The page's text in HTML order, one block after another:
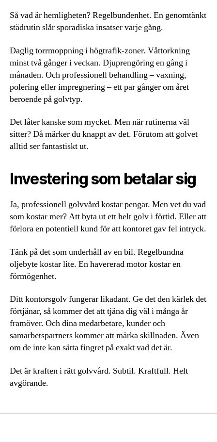
Så vad är hemligheten? Regelbundenhet. En genomtänkt
städrutin slår sporadiska insatser varje gång.
Daglig torrmoppning i högtrafik-zoner. Våttorkning
minst två gånger i veckan. Djuprengöring en gång i
månaden. Och professionell behandling – vaxning,
polering eller impregnering – ett par gånger om året
beroende på golvtyp.
Det låter kanske som mycket. Men när rutinerna väl
sitter? Då märker du knappt av det. Förutom att golvet
alltid ser fantastiskt ut.
Investering som betalar sig
Ja, professionell golvvård kostar pengar. Men vet du vad
som kostar mer? Att byta ut ett helt golv i förtid. Eller att
förlora en potentiell kund för att kontoret gav fel intryck.
Tänk på det som underhåll av en bil. Regelbundna
oljebyte kostar lite. En havererad motor kostar en
förmögenhet.
Ditt kontorsgolv fungerar likadant. Ge det den kärlek det
förtjänar, så kommer det att tjäna dig väl i många år
framöver. Och dina medarbetare, kunder och
samarbetspartners kommer att märka skillnaden. Även
om de inte kan sätta fingret på exakt vad det är.
Det är kraften i rätt golvvård. Subtil. Kraftfull. Helt
avgörande.